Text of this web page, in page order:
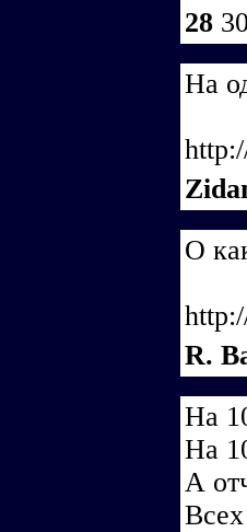
28
На
О
R.
На
На
А